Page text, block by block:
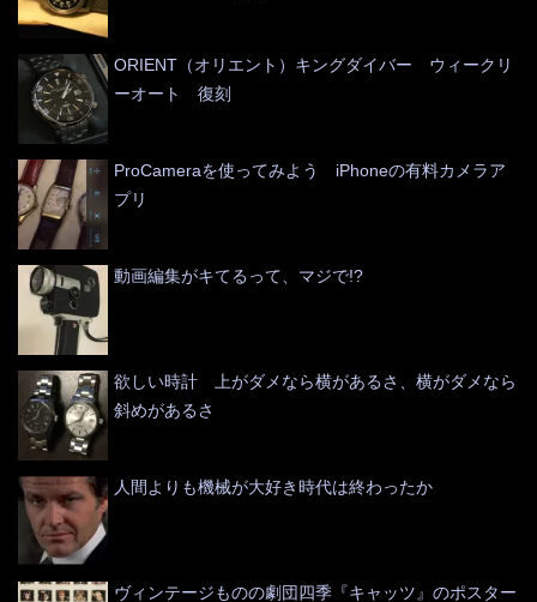
ORIENT（オリエント）キングダイバー ウィークリ
ーオート 復刻
ProCameraを使ってみよう iPhoneの有料カメラア
プリ
動画編集がキてるって、マジで!?
欲しい時計 上がダメなら横があるさ、横がダメなら
斜めがあるさ
人間よりも機械が大好き時代は終わったか
ヴィンテージものの劇団四季『キャッツ』のポスター